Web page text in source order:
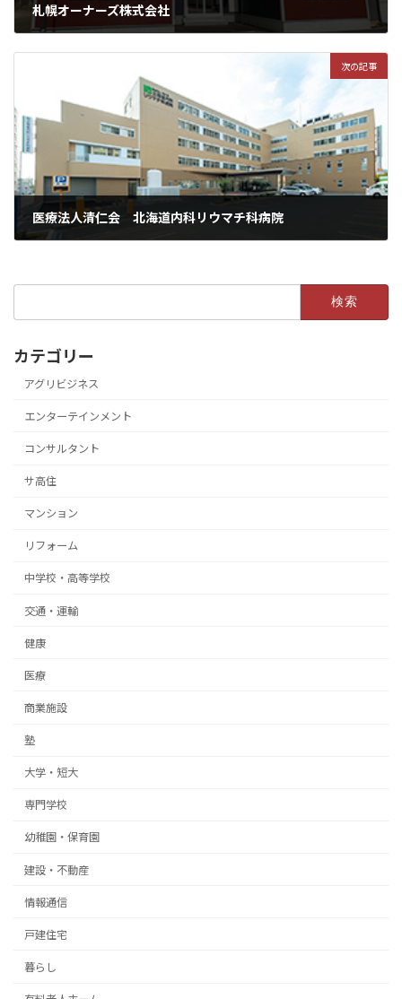
札幌オーナーズ株式会社
次の記事
医療法人清仁会 北海道内科リウマチ科病院
カテゴリー
アグリビジネス
エンターテインメント
コンサルタント
サ高住
マンション
リフォーム
中学校・高等学校
交通・運輸
健康
医療
商業施設
塾
大学・短大
専門学校
幼稚園・保育園
建設・不動産
情報通信
戸建住宅
暮らし